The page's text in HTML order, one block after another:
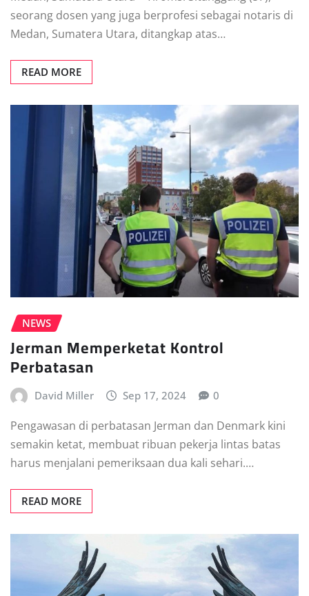
seorang dosen yang juga berprofesi sebagai notaris di
Medan, Sumatera Utara, ditangkap atas…
READ MORE
NEWS
Jerman Memperketat Kontrol
Perbatasan
David Miller Sep 17, 2024 0
Pengawasan di perbatasan Jerman dan Denmark kini
semakin ketat, membuat ribuan pekerja lintas batas
harus menjalani pemeriksaan dua kali sehari.…
READ MORE